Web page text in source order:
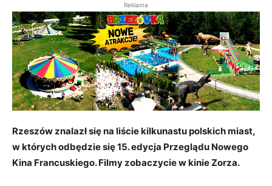
Reklama
Rzeszów znalazł się na liście kilkunastu polskich miast,
w których odbędzie się 15. edycja Przeglądu Nowego
Kina Francuskiego. Filmy zobaczycie w kinie Zorza.